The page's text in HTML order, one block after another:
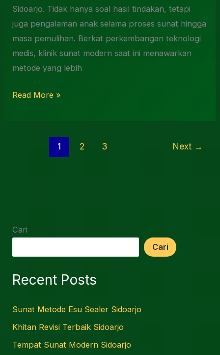
Sidoarjo. Tidak hanya soal hasil tindakan, tetapi
juga pengalaman anak selama proses sunat hingga
masa pemulihan. Berkat perkembangan teknologi
medis, klinik sunat modern saat ini menawarkan
metode yang lebih
Read More »
1 2 3 Next →
Cari
Cari
Recent Posts
Sunat Metode Esu Sealer Sidoarjo
Khitan Revisi Terbaik Sidoarjo
Tempat Sunat Modern Sidoarjo